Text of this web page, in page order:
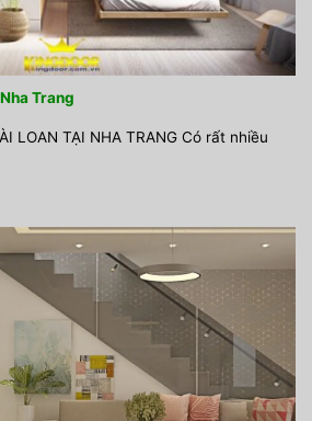
Trang
LOAN TẠI NHA TRANG Có rất nhiều